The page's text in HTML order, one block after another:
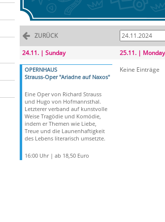
ZURÜCK
24.11. | Sunday
OPERNHAUS
Strauss-Oper "Ariadne auf Naxos"
Eine Oper von Richard Strauss
und Hugo von Hofmannsthal.
Letzterer verband auf kunstvolle
Weise Tragödie und Komödie,
indem er Themen wie Liebe,
Treue und die Launenhaftigkeit
des Lebens literarisch umsetzte.
16:00 Uhr | ab 18,50 Euro
25.11. | Monday
Keine Einträge